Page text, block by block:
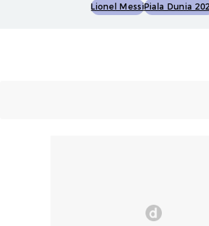
Lionel MessiPiala Dunia